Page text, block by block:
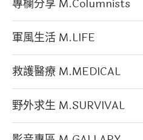
專欄分享 M.Columnists
軍風生活 M.LIFE
救護醫療 M.MEDICAL
野外求生 M.SURVIVAL